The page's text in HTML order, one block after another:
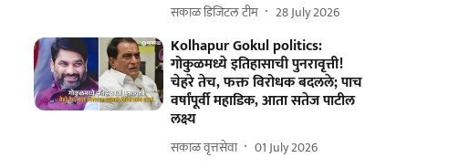
सकाळ डिजिटल टीम 28 July 2026
Kolhapur Gokul politics:
गोकुळमध्ये इतिहासाची पुनरावृत्ती!
चेहरे तेच, फक्त विरोधक बदलले; पाच
वर्षांपूर्वी महाडिक, आता सतेज पाटील
लक्ष्य
सकाळ वृत्तसेवा 01 July 2026